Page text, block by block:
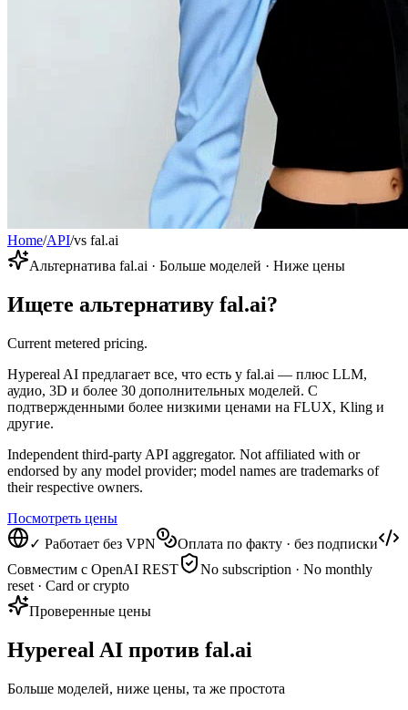
Home/API/vs fal.ai
Альтернатива fal.ai · Больше моделей · Ниже цены
Ищете альтернативу fal.ai?
Current metered pricing.
Hypereal AI предлагает все, что есть у fal.ai — плюс LLM,
аудио, 3D и более 30 дополнительных моделей. С
подтвержденными более низкими ценами на FLUX, Kling и
другие.
Independent third-party API aggregator. Not affiliated with or
endorsed by any model provider; model names are trademarks of
their respective owners.
Посмотреть цены
✓ Работает без VPN
Оплата по факту · без подписки
Совместим с OpenAI REST
No subscription · No monthly
reset · Card or crypto
Проверенные цены
Hypereal AI против fal.ai
Больше моделей, ниже цены, та же простота